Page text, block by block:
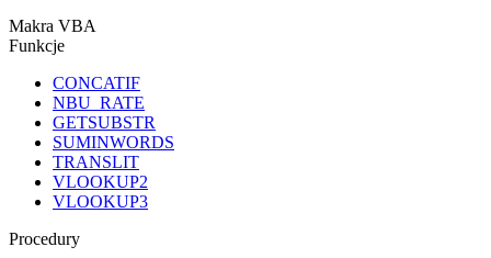
Makra VBA
Funkcje
CONCATIF
NBU_RATE
GETSUBSTR
SUMINWORDS
TRANSLIT
VLOOKUP2
VLOOKUP3
Procedury